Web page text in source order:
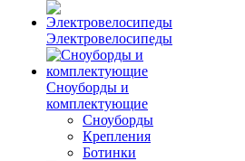
Электровелосипеды
Cноуборды и
комплектующие
Сноуборды
Крепления
Ботинки